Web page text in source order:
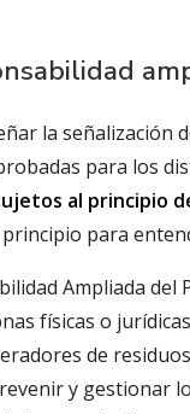
la señalización
para los
al principio
para
Ampliada
físicas o
de
y gestionar